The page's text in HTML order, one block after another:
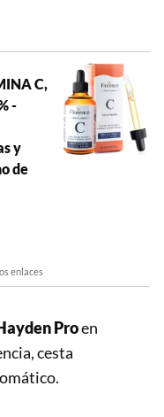
C,
-
y
de
enlaces
Proen
cesta